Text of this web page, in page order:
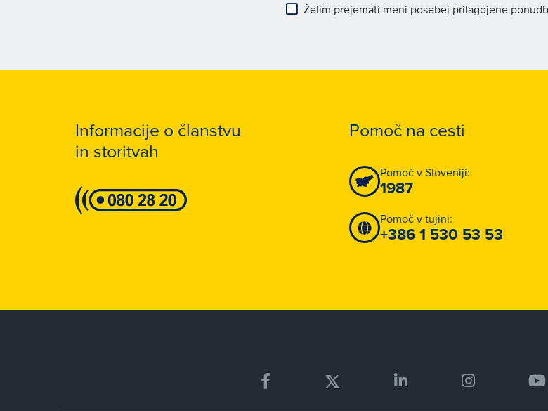
Želim prejemati meni posebej prilagojene
Informacije o članstvu
in storitvah
Pomoč na cesti
Pomoč v Sloveniji:
1987
Pomoč v tujini:
+386 1 530 53 53